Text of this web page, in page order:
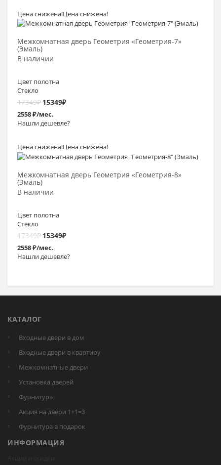
Цена снижена!Цена снижена!
Межкомнатная дверь Геометрия «Геометрия-7»
(Эмаль)
В наличии
Цвет полотна
Стекло
17349₽ 15349₽
2558 ₽/мес.
Нашли дешевле?
Выбрать >
Цена снижена!Цена снижена!
Межкомнатная дверь Геометрия «Геометрия-8»
(Эмаль)
В наличии
Цвет полотна
Стекло
17349₽ 15349₽
2558 ₽/мес.
Нашли дешевле?
Выбрать >
КАТАЛОГ
Входные двери в дом
Входные двери в квартиру
Межкомнатные двери
Установка дверей
Фурнитура
Акция на двери 1+1=3
Фурнитура в подарок
ИНФОРМАЦИЯ